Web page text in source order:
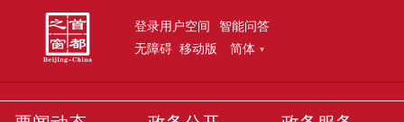
登录用户空间 智能问答
无障碍 移动版 简体